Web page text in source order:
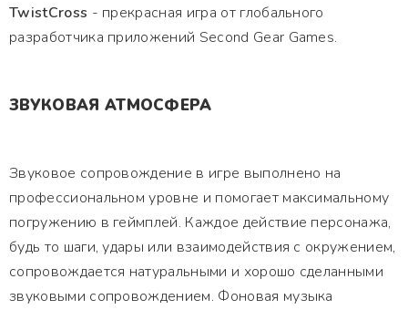
TwistCross - прекрасная игра от глобального
разработчика приложений Second Gear Games.
ЗВУКОВАЯ АТМОСФЕРА
Звуковое сопровождение в игре выполнено на
профессиональном уровне и помогает максимальному
погружению в геймплей. Каждое действие персонажа,
будь то шаги, удары или взаимодействия с окружением,
сопровождается натуральными и хорошо сделанными
звуковыми сопровождением. Фоновая музыка